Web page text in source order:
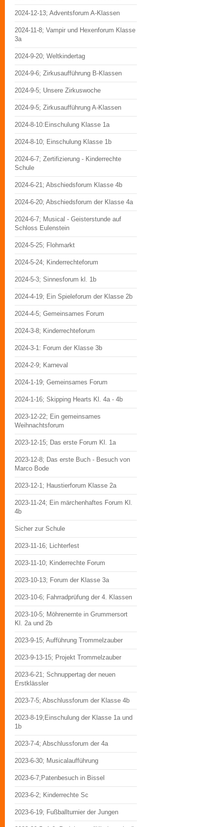
2024-12-13; Adventsforum A-Klassen
2024-11-8; Vampir und Hexenforum Klasse
3a
2024-9-20; Weltkindertag
2024-9-6; Zirkusaufführung B-Klassen
2024-9-5; Unsere Zirkuswoche
2024-9-5; Zirkusaufführung A-Klassen
2024-8-10:Einschulung Klasse 1a
2024-8-10; Einschulung Klasse 1b
2024-6-7; Zertifizierung - Kinderrechte
Schule
2024-6-21; Abschiedsforum Klasse 4b
2024-6-20; Abschiedsforum der Klasse 4a
2024-6-7; Musical - Geisterstunde auf
Schloss Eulenstein
2024-5-25; Flohmarkt
2024-5-24; Kinderrechteforum
2024-5-3; Sinnesforum kl. 1b
2024-4-19; Ein Spieleforum der Klasse 2b
2024-4-5; Gemeinsames Forum
2024-3-8; Kinderrechteforum
2024-3-1: Forum der Klasse 3b
2024-2-9; Karneval
2024-1-19; Gemeinsames Forum
2024-1-16; Skipping Hearts Kl. 4a - 4b
2023-12-22; Ein gemeinsames
Weihnachtsforum
2023-12-15; Das erste Forum Kl. 1a
2023-12-8; Das erste Buch - Besuch von
Marco Bode
2023-12-1; Haustierforum Klasse 2a
2023-11-24; Ein märchenhaftes Forum Kl.
4b
Sicher zur Schule
2023-11-16; Lichterfest
2023-11-10; Kinderrechte Forum
2023-10-13; Forum der Klasse 3a
2023-10-6; Fahrradprüfung der 4. Klassen
2023-10-5; Möhrenernte in Grummersort
Kl. 2a und 2b
2023-9-15; Aufführung Trommelzauber
2023-9-13-15; Projekt Trommelzauber
2023-6-21; Schnuppertag der neuen
Erstklässler
2023-7-5; Abschlussforum der Klasse 4b
2023-8-19;Einschulung der Klasse 1a und
1b
2023-7-4; Abschlussforum der 4a
2023-6-30; Musicalaufführung
2023-6-7;Patenbesuch in Bissel
2023-6-2; Kinderrechte Sc
2023-6-19; Fußballturnier der Jungen